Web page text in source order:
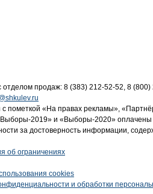
отделом продаж: 8 (383) 212-52-52, 8 (800)
с пометкой «На правах рекламы»,
2019» и «Выборы-2020» оплачены
за достоверность информации,
об ограничениях
cookies
и обработки